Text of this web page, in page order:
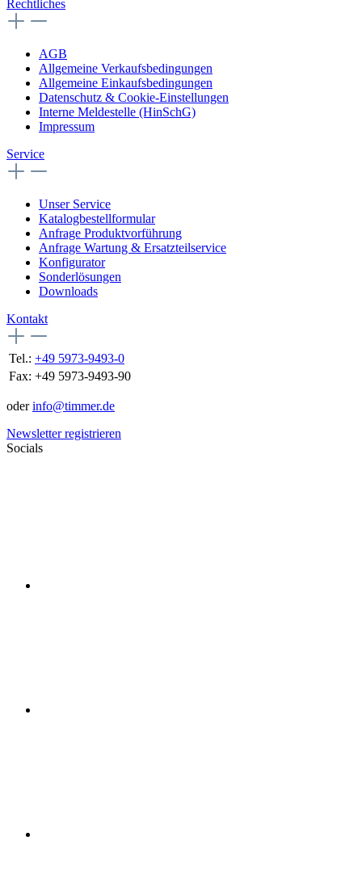
Rechtliches
AGB
Allgemeine Verkaufsbedingungen
Allgemeine Einkaufsbedingungen
Datenschutz & Cookie-Einstellungen
Interne Meldestelle (HinSchG)
Impressum
Service
Unser Service
Katalogbestellformular
Anfrage Produktvorführung
Anfrage Wartung & Ersatzteilservice
Konfigurator
Sonderlösungen
Downloads
Kontakt
Tel.: +49 5973-9493-0
Fax: +49 5973-9493-90
oderinfo@timmer.de
Newsletter registrieren
Socials